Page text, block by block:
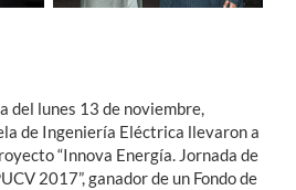
del lunes 13 de noviembre,
de Ingeniería Eléctrica llevaron a
“Innova Energía. Jornada de
2017”, ganador de un Fondo de